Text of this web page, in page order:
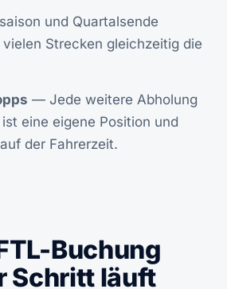
und Quartalsende
Strecken gleichzeitig die
— Jede weitere Abholung
eine eigene Position und
der Fahrerzeit.
Buchung
Schritt läuft